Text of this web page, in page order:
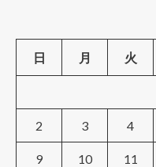
日 月 火
2 3 4
9 10 11